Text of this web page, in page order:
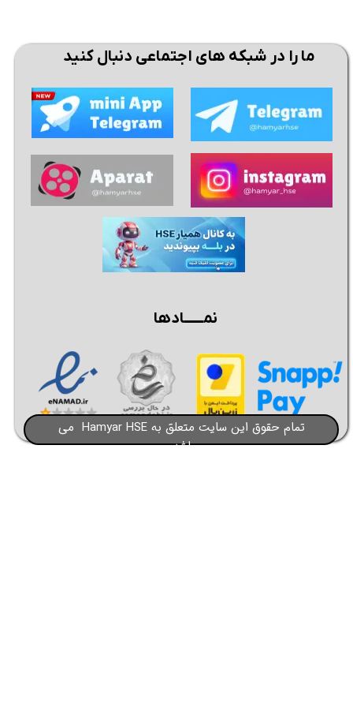
تمام حقوق این سایت متعلق به Hamyar HSE می
باشد​​​​​​​
ما را در شبکه های اجتماعی دنبال کنید
نمــــــادها